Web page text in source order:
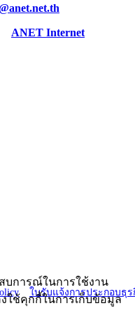
ANET Internet
reserved.
| ใบรับแจ้งการประกอบธุ
บการณ์ในการใช้งาน
ใช้คุกกี้ในการเก็บข้อมูล